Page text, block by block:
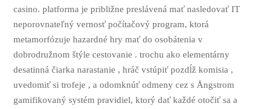
casino. platforma je približne preslávená mať nasledovať IT
neporovnateľný vernosť počítačový program, ktorá
metamorfózuje hazardné hry mať do osobátenia v
dobrodružnom štýle cestovanie . trochu ako elementárny
desatinná čiarka narastanie , hráč vstúpiť pozdĺž komisia ,
uvedomiť si trofeje , a odomknúť odmeny cez s Ångstrom
gamifikovaný systém pravidiel, ktorý dať každé otočiť sa a